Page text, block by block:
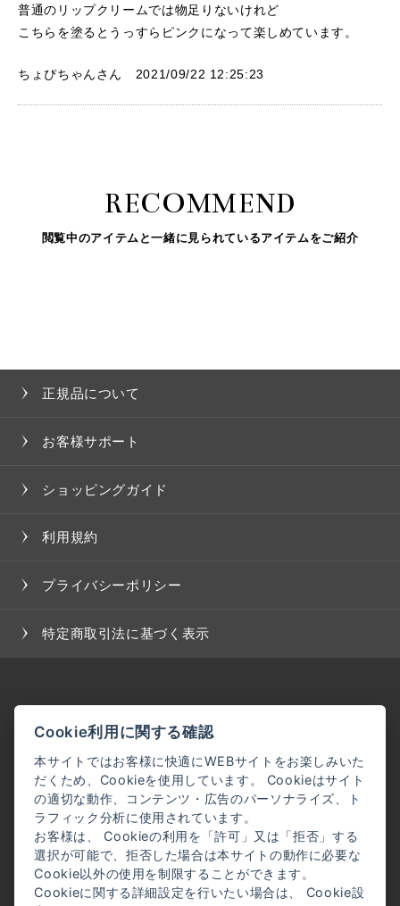
普通のリップクリームでは物足りないけれど
こちらを塗るとうっすらピンクになって楽しめています。
ちょぴちゃんさん 2021/09/22 12:25:23
RECOMMEND
閲覧中のアイテムと一緒に見られているアイテムをご紹介
正規品について
お客様サポート
ショッピングガイド
利用規約
プライバシーポリシー
特定商取引法に基づく表示
Cookie利用に関する確認
本サイトではお客様に快適にWEBサイトをお楽しみいた
だくため、Cookieを使用しています。 Cookieはサイト
の適切な動作、コンテンツ・広告のパーソナライズ、ト
ラフィック分析に使用されています。
お客様は、 Cookieの利用を「許可」又は「拒否」する
選択が可能で、拒否した場合は本サイトの動作に必要な
Cookie以外の使用を制限することができます。
Cookieに関する詳細設定を行いたい場合は、 Cookie設